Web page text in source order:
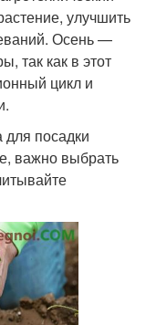
улучшить
Осень —
так как в этот
цикл и
посадки
важно выбрать